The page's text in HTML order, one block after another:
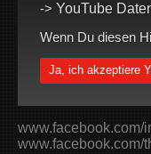
-> YouTube
Wenn Du diesen
Ja, ich akzeptiere
www.facebook.com/
www.facebook.com/